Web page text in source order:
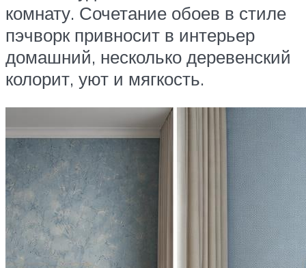
комнату. Сочетание обоев в стиле
пэчворк привносит в интерьер
домашний, несколько деревенский
колорит, уют и мягкость.